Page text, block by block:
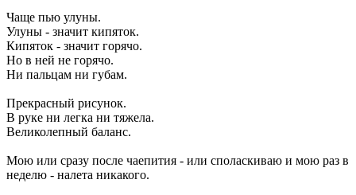
Чаще пью улуны.
Улуны - значит кипяток.
Кипяток - значит горячо.
Но в ней не горячо.
Ни пальцам ни губам.
Прекрасный рисунок.
В руке ни легка ни тяжела.
Великолепный баланс.
Мою или сразу после чаепития - или споласкиваю и мою раз в
неделю - налета никакого.